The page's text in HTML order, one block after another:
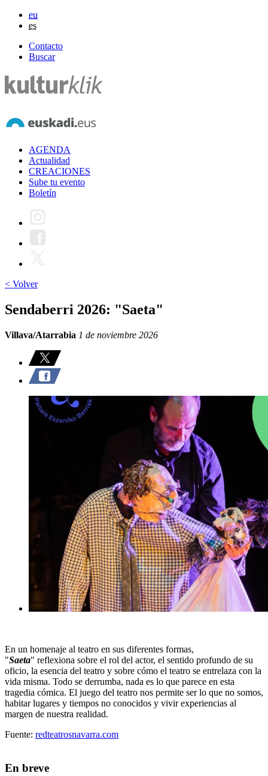
eu
es
Contacto
Buscar
AGENDA
Actualidad
CREACIONES
Sube tu evento
Boletín
< Volver
Sendaberri 2026: "Saeta"
Villava/Atarrabia 1 de noviembre 2026
En un homenaje al teatro en sus diferentes formas,
"Saeta" reflexiona sobre el rol del actor, el sentido profundo de su
oficio, la esencia del teatro y sobre cómo el teatro se entrelaza con la
vida misma. Todo se derrumba, nada es lo que parece en esta
tragedia cómica. El juego del teatro nos permite ser lo que no somos,
habitar lugares y tiempos no conocidos y vivir experiencias al
margen de nuestra realidad.
Fuente: redteatrosnavarra.com
En breve